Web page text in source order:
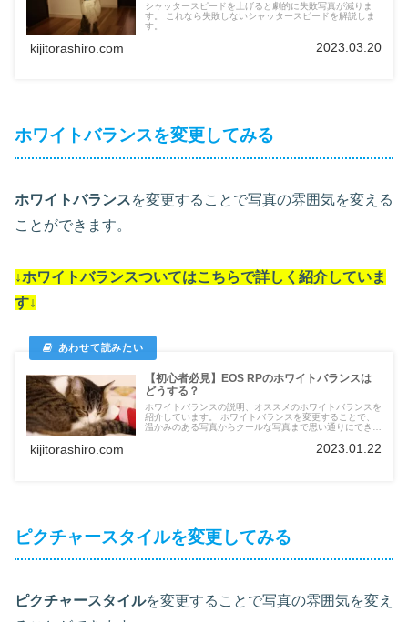
シャッタースピードを上げると劇的に失敗写真が減りま
す。 これなら失敗しないシャッタースピードを解説しま
す。
kijitorashiro.com 2023.03.20
ホワイトバランスを変更してみる
ホワイトバランスを変更することで写真の雰囲気を変える
ことができます。
↓ホワイトバランスついてはこちらで詳しく紹介していま
す↓
【初心者必見】EOS RPのホワイトバランスは
どうする？
ホワイトバランスの説明、オススメのホワイトバランスを
紹介しています。 ホワイトバランスを変更することで、
温かみのある写真からクールな写真まで思い通りにできま
kijitorashiro.com 2023.01.22
ピクチャースタイルを変更してみる
ピクチャースタイルを変更することで写真の雰囲気を変え